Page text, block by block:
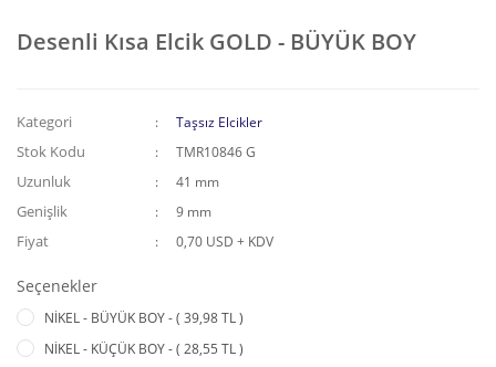
Desenli Kısa Elcik GOLD - BÜYÜK BOY
Kategori Taşsız Elcikler
Stok Kodu TMR10846 G
Uzunluk 41 mm
Genişlik 9 mm
Fiyat 0,70 USD + KDV
Seçenekler
NİKEL - BÜYÜK BOY - ( 39,98 TL )
NİKEL - KÜÇÜK BOY - ( 28,55 TL )